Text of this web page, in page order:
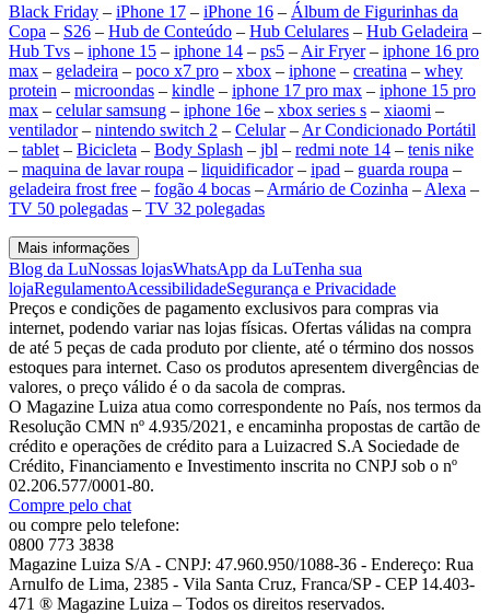
Black Friday – iPhone 17 – iPhone 16 – Álbum de Figurinhas da
Copa – S26 – Hub de Conteúdo – Hub Celulares – Hub Geladeira –
Hub Tvs – iphone 15 – iphone 14 – ps5 – Air Fryer– iphone 16 pro
max – geladeira – poco x7 pro – xbox – iphone – creatina – whey
protein – microondas – kindle – iphone 17 pro max – iphone 15 pro
max – celular samsung – iphone 16e – xbox series s – xiaomi –
ventilador– nintendo switch 2 – Celular– Ar Condicionado Portátil
– tablet – Bicicleta – Body Splash – jbl – redmi note 14 – tenis nike
– maquina de lavar roupa – liquidificador– ipad – guarda roupa –
geladeira frost free – fogão 4 bocas – Armário de Cozinha – Alexa –
TV 50 polegadas – TV 32 polegadas
Mais informações
Blog da LuNossas lojasWhatsApp da LuTenha sua
lojaRegulamentoAcessibilidadeSegurança e Privacidade
Preços e condições de pagamento exclusivos para compras via
internet, podendo variar nas lojas físicas. Ofertas válidas na compra
de até 5 peças de cada produto por cliente, até o término dos nossos
estoques para internet. Caso os produtos apresentem divergências de
valores, o preço válido é o da sacola de compras.
O Magazine Luiza atua como correspondente no País, nos termos da
Resolução CMN nº 4.935/2021, e encaminha propostas de cartão de
crédito e operações de crédito para a Luizacred S.A Sociedade de
Crédito, Financiamento e Investimento inscrita no CNPJ sob o nº
02.206.577/0001-80.
Compre pelo chat
ou compre pelo telefone:
0800 773 3838
Magazine Luiza S/A - CNPJ: 47.960.950/1088-36 - Endereço: Rua
Arnulfo de Lima, 2385 - Vila Santa Cruz, Franca/SP - CEP 14.403-
471 ® Magazine Luiza – Todos os direitos reservados.